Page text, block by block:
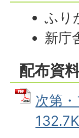
ふり
新庁
配布資
次第